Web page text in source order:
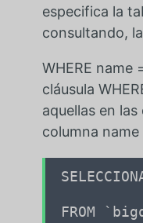
especifica la
consultando,
WHERE name
cláusula
aquellas en
columna name
FROM